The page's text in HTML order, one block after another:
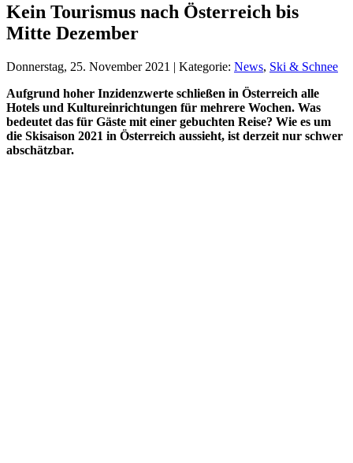
Kein Tourismus nach Österreich bis
Mitte Dezember
Donnerstag, 25. November 2021 | Kategorie: News, Ski & Schnee
Aufgrund hoher Inzidenzwerte schließen in Österreich alle
Hotels und Kultureinrichtungen für mehrere Wochen. Was
bedeutet das für Gäste mit einer gebuchten Reise? Wie es um
die Skisaison 2021 in Österreich aussieht, ist derzeit nur schwer
abschätzbar.